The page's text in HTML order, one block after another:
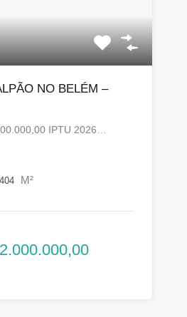
NO BELÉM –
IPTU 2026…
404 M²